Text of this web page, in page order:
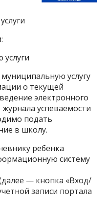
услугу
о текущей
электронного
успеваемости
подать
в школу.
ребенка
систему
— кнопка «Вход/
записи портала